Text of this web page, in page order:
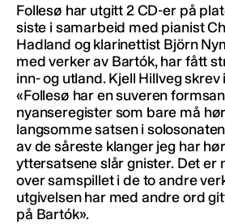
Follesø har utgitt 2 CD-er på
siste i samarbeid med pianist
Hadland og klarinettist Björn
med verker av Bartók, har fått
inn- og utland. Kjell Hillveg
«Follesø har en suveren
nyanseregister som bare må
langsomme satsen i
av de såreste klanger jeg har
yttersatsene slår gnister. Det er
over samspillet i de to andre
utgivelsen har med andre ord
på Bartók».